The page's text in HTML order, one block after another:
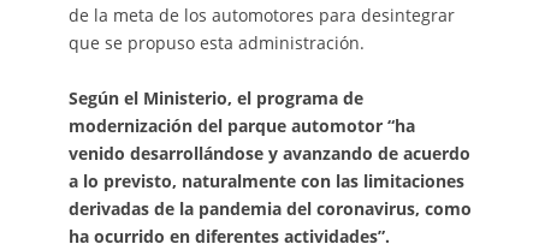
de la meta de los automotores para desintegrar
que se propuso esta administración.
Según el Ministerio, el programa de
modernización del parque automotor “ha
venido desarrollándose y avanzando de acuerdo
a lo previsto, naturalmente con las limitaciones
derivadas de la pandemia del coronavirus, como
ha ocurrido en diferentes actividades”.